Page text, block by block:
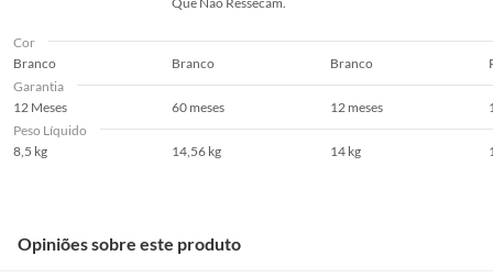
Cor
Branco
Branco Branco
Garantia
12 Meses
60 meses 12 meses
Peso Líquido
8,5 kg
14,56 kg 14 kg
Opiniões sobre este produto